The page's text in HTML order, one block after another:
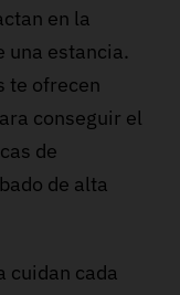
en la
una estancia.
te ofrecen
conseguir el
de
de alta
cuidan cada